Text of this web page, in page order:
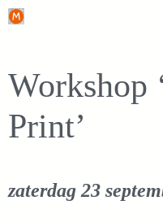
Ga
inhoud
Workshop
Print’
zaterdag 23